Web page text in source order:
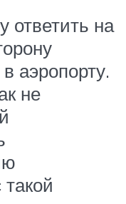
ответить на
аэропорту.
не